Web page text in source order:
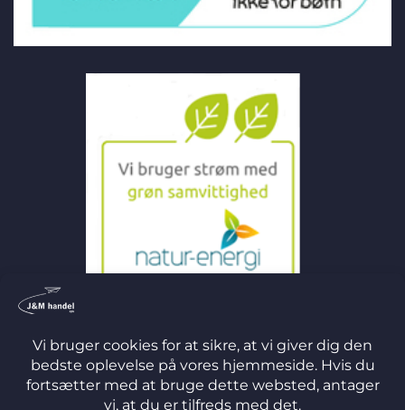
©
2026 J&M Handel ApS